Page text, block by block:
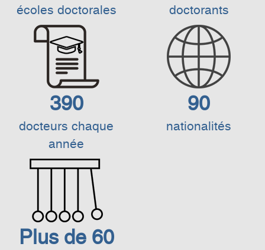
écoles doctorales doctorants
390
docteurs chaque
année
90
nationalités
Plus de 60